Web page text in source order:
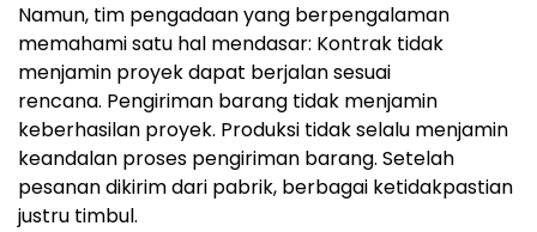
Namun, tim pengadaan yang berpengalaman
memahami satu hal mendasar: Kontrak tidak
menjamin proyek dapat berjalan sesuai
rencana. Pengiriman barang tidak menjamin
keberhasilan proyek. Produksi tidak selalu menjamin
keandalan proses pengiriman barang. Setelah
pesanan dikirim dari pabrik, berbagai ketidakpastian
justru timbul.